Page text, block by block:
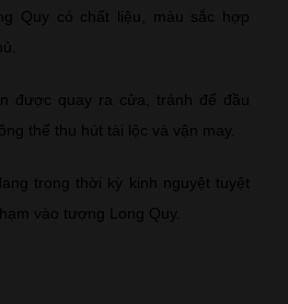
Quy có chất liệu, màu sắc hợp
được quay ra cửa, tránh để đầu
thể thu hút tài lộc và vận may.
trong thời kỳ kinh nguyệt tuyệt
vào tượng Long Quy.